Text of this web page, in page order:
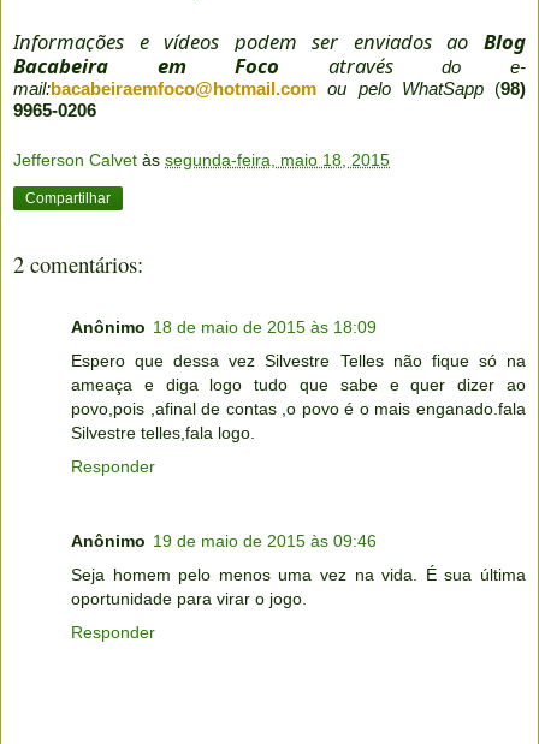
Informações e vídeos podem ser enviados ao Blog
Bacabeira em Foco através
do e-
mail:bacabeiraemfoco@hotmail.com ou pelo WhatSapp (98)
9965-0206
Jefferson Calvet às segunda-feira, maio 18, 2015
Compartilhar
2 comentários:
Anônimo 18 de maio de 2015 às 18:09
Espero que dessa vez Silvestre Telles não fique só na
ameaça e diga logo tudo que sabe e quer dizer ao
povo,pois ,afinal de contas ,o povo é o mais enganado.fala
Silvestre telles,fala logo.
Responder
Anônimo 19 de maio de 2015 às 09:46
Seja homem pelo menos uma vez na vida. É sua última
oportunidade para virar o jogo.
Responder